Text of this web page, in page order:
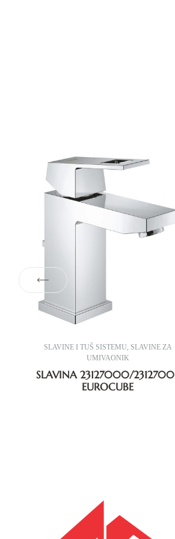
SLAVINE I TUŠ SISTEMU, SLAVINE ZA
UMIVAONIK
SLAVINA 23127000/2312700E
EUROCUBE